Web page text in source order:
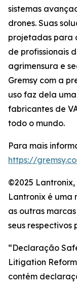
sistemas
drones. Suas
projetadas para
de profissionais
agrimensura e
Gremsy com a
uso faz dela
fabricantes de
todo o mundo.
Para mais
https://
©2025 Lantronix,
Lantronix é uma
as outras
seus respectivos
“Declaração
Litigation
contém